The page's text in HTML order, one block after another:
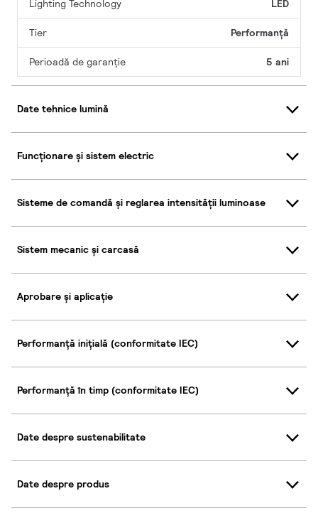
Lighting Technology LED
Tier Performanță
Perioadă de garanţie 5 ani
Date tehnice lumină
Funcționare și sistem electric
Sisteme de comandă și reglarea intensității luminoase
Sistem mecanic și carcasă
Aprobare și aplicație
Performanță inițială (conformitate IEC)
Performanță în timp (conformitate IEC)
Date despre sustenabilitate
Date despre produs